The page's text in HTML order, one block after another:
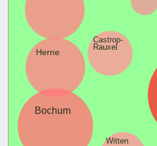
Castrop-
Rauxel
Witten
Herne
Bochum